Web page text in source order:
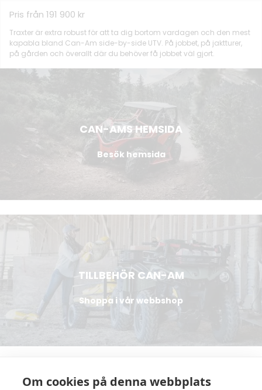
Om cookies på denna webbplats
Pris från 191 900 kr
Traxter är extra robust för att ta dig bortom vardagen och den mest
kapabla bland Can-Am side-by-side UTV. På jobbet, på jaktturer,
på gården och överallt där du behöver få jobbet väl gjort.
CAN-AMS HEMSIDA
Besök hemsida
TILLBEHÖR CAN-AM
Shoppa i vår webbshop